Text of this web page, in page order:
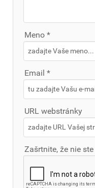
Meno *
Email *
URL webstránky
Zašrtnite, že nie